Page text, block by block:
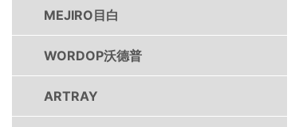
MEJIRO目白
WORDOP沃德普
ARTRAY